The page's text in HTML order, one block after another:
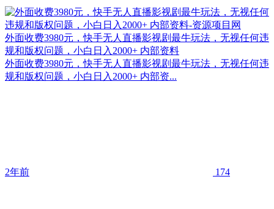
外面收费3980元，快手无人直播影视剧最牛玩法，无视任何违
规和版权问题，小白日入2000+ 内部资料
外面收费3980元，快手无人直播影视剧最牛玩法，无视任何违
规和版权问题，小白日入2000+ 内部资...
2年前 174